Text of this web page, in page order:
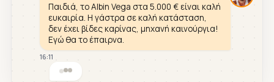
Παιδιά, το Albin Vega στα 5.000 € είναι καλή
ευκαιρία. Η γάστρα σε καλή κατάσταση,
δεν έχει βίδες καρίνας, μηχανή καινούργια!
Εγώ θα το έπαιρνα.
16:11